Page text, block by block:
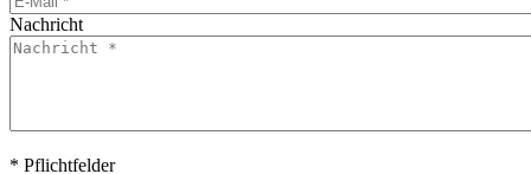
Nachricht
* Pflichtfelder